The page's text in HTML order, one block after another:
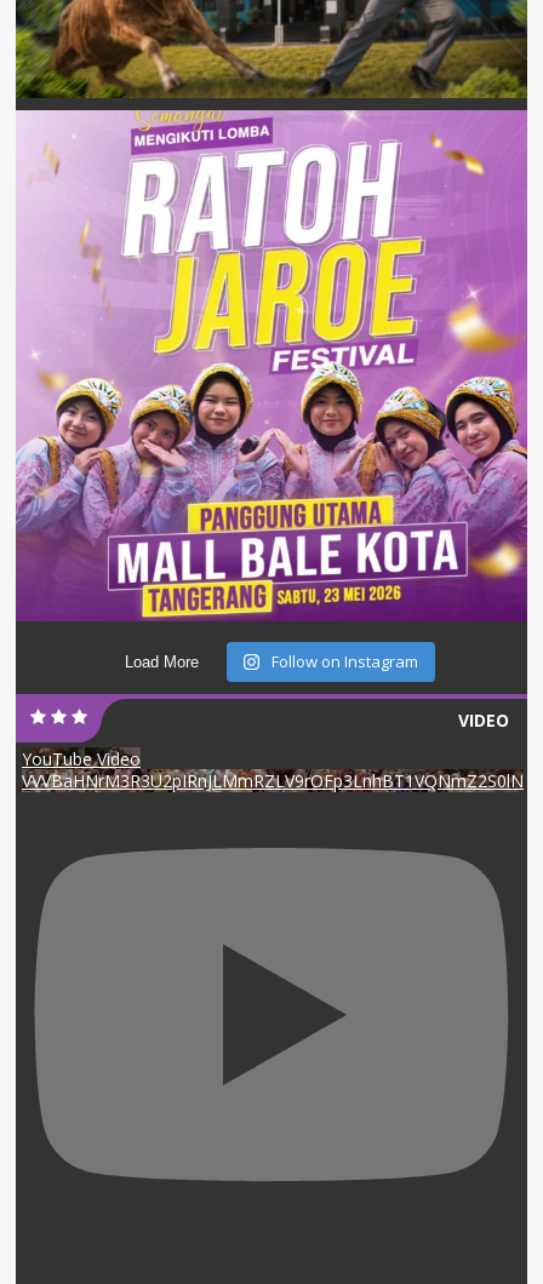
Load More Follow on Instagram
VIDEO
YouTube Video
VVVBaHNrM3R3U2pIRnJLMmRZLV9rOFp3LnhBT1VQNmZ2S0lN